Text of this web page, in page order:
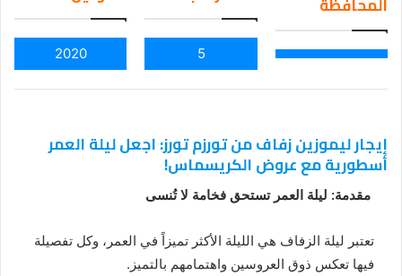
5
2020
إيجار ليموزين زفاف من تورزم تورز: اجعل ليلة العمر
أسطورية مع عروض الكريسماس!
مقدمة: ليلة العمر تستحق فخامة لا تُنسى
تعتبر ليلة الزفاف هي الليلة الأكثر تميزاً في العمر، وكل تفصيلة
فيها تعكس ذوق العروسين واهتمامهم بالتميز.